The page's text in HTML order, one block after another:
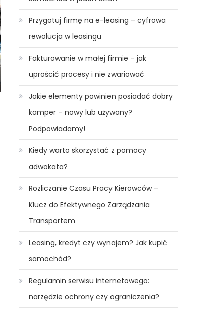
Przygotuj firmę na e-leasing – cyfrowa
rewolucja w leasingu
Fakturowanie w małej firmie – jak
uprościć procesy i nie zwariować
Jakie elementy powinien posiadać dobry
kamper – nowy lub używany?
Podpowiadamy!
Kiedy warto skorzystać z pomocy
adwokata?
Rozliczanie Czasu Pracy Kierowców –
Klucz do Efektywnego Zarządzania
Transportem
Leasing, kredyt czy wynajem? Jak kupić
samochód?
Regulamin serwisu internetowego:
narzędzie ochrony czy ograniczenia?